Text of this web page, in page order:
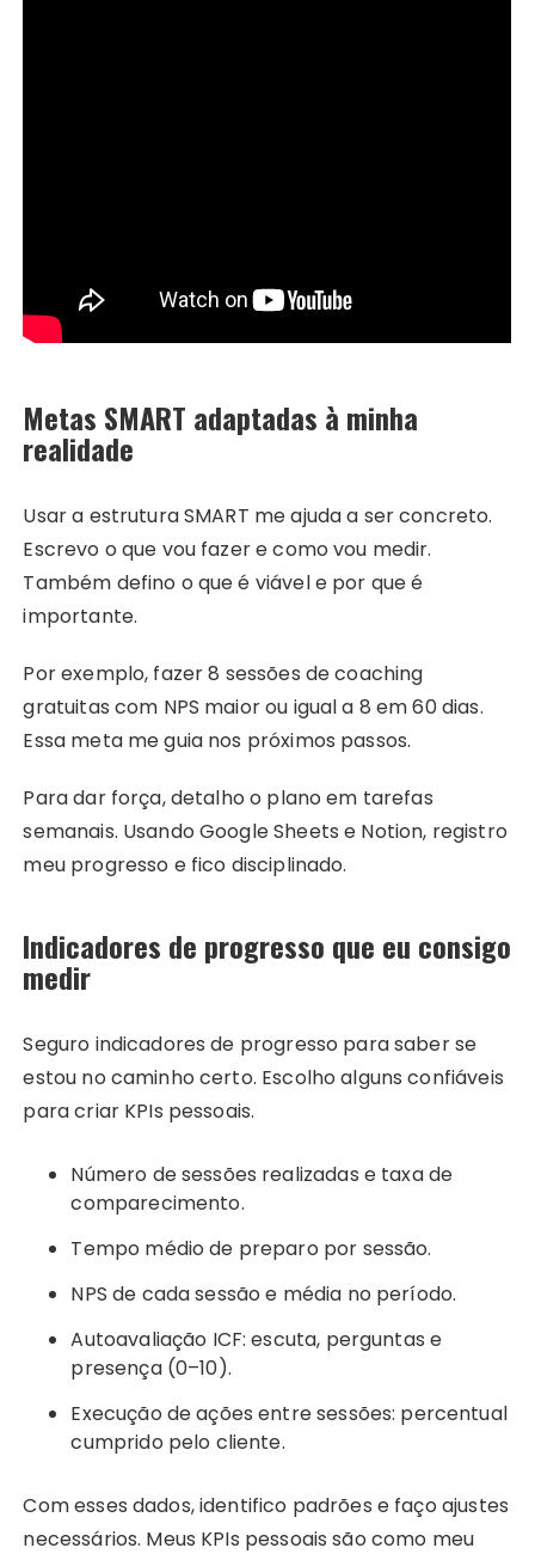
Metas SMART adaptadas à minha
realidade
Usar a estrutura SMART me ajuda a ser concreto.
Escrevo o que vou fazer e como vou medir.
Também defino o que é viável e por que é
importante.
Por exemplo, fazer 8 sessões de coaching
gratuitas com NPS maior ou igual a 8 em 60 dias.
Essa meta me guia nos próximos passos.
Para dar força, detalho o plano em tarefas
semanais. Usando Google Sheets e Notion, registro
meu progresso e fico disciplinado.
Indicadores de progresso que eu consigo
medir
Seguro indicadores de progresso para saber se
estou no caminho certo. Escolho alguns confiáveis
para criar KPIs pessoais.
Número de sessões realizadas e taxa de
comparecimento.
Tempo médio de preparo por sessão.
NPS de cada sessão e média no período.
Autoavaliação ICF: escuta, perguntas e
presença (0–10).
Execução de ações entre sessões: percentual
cumprido pelo cliente.
Com esses dados, identifico padrões e faço ajustes
necessários. Meus KPIs pessoais são como meu